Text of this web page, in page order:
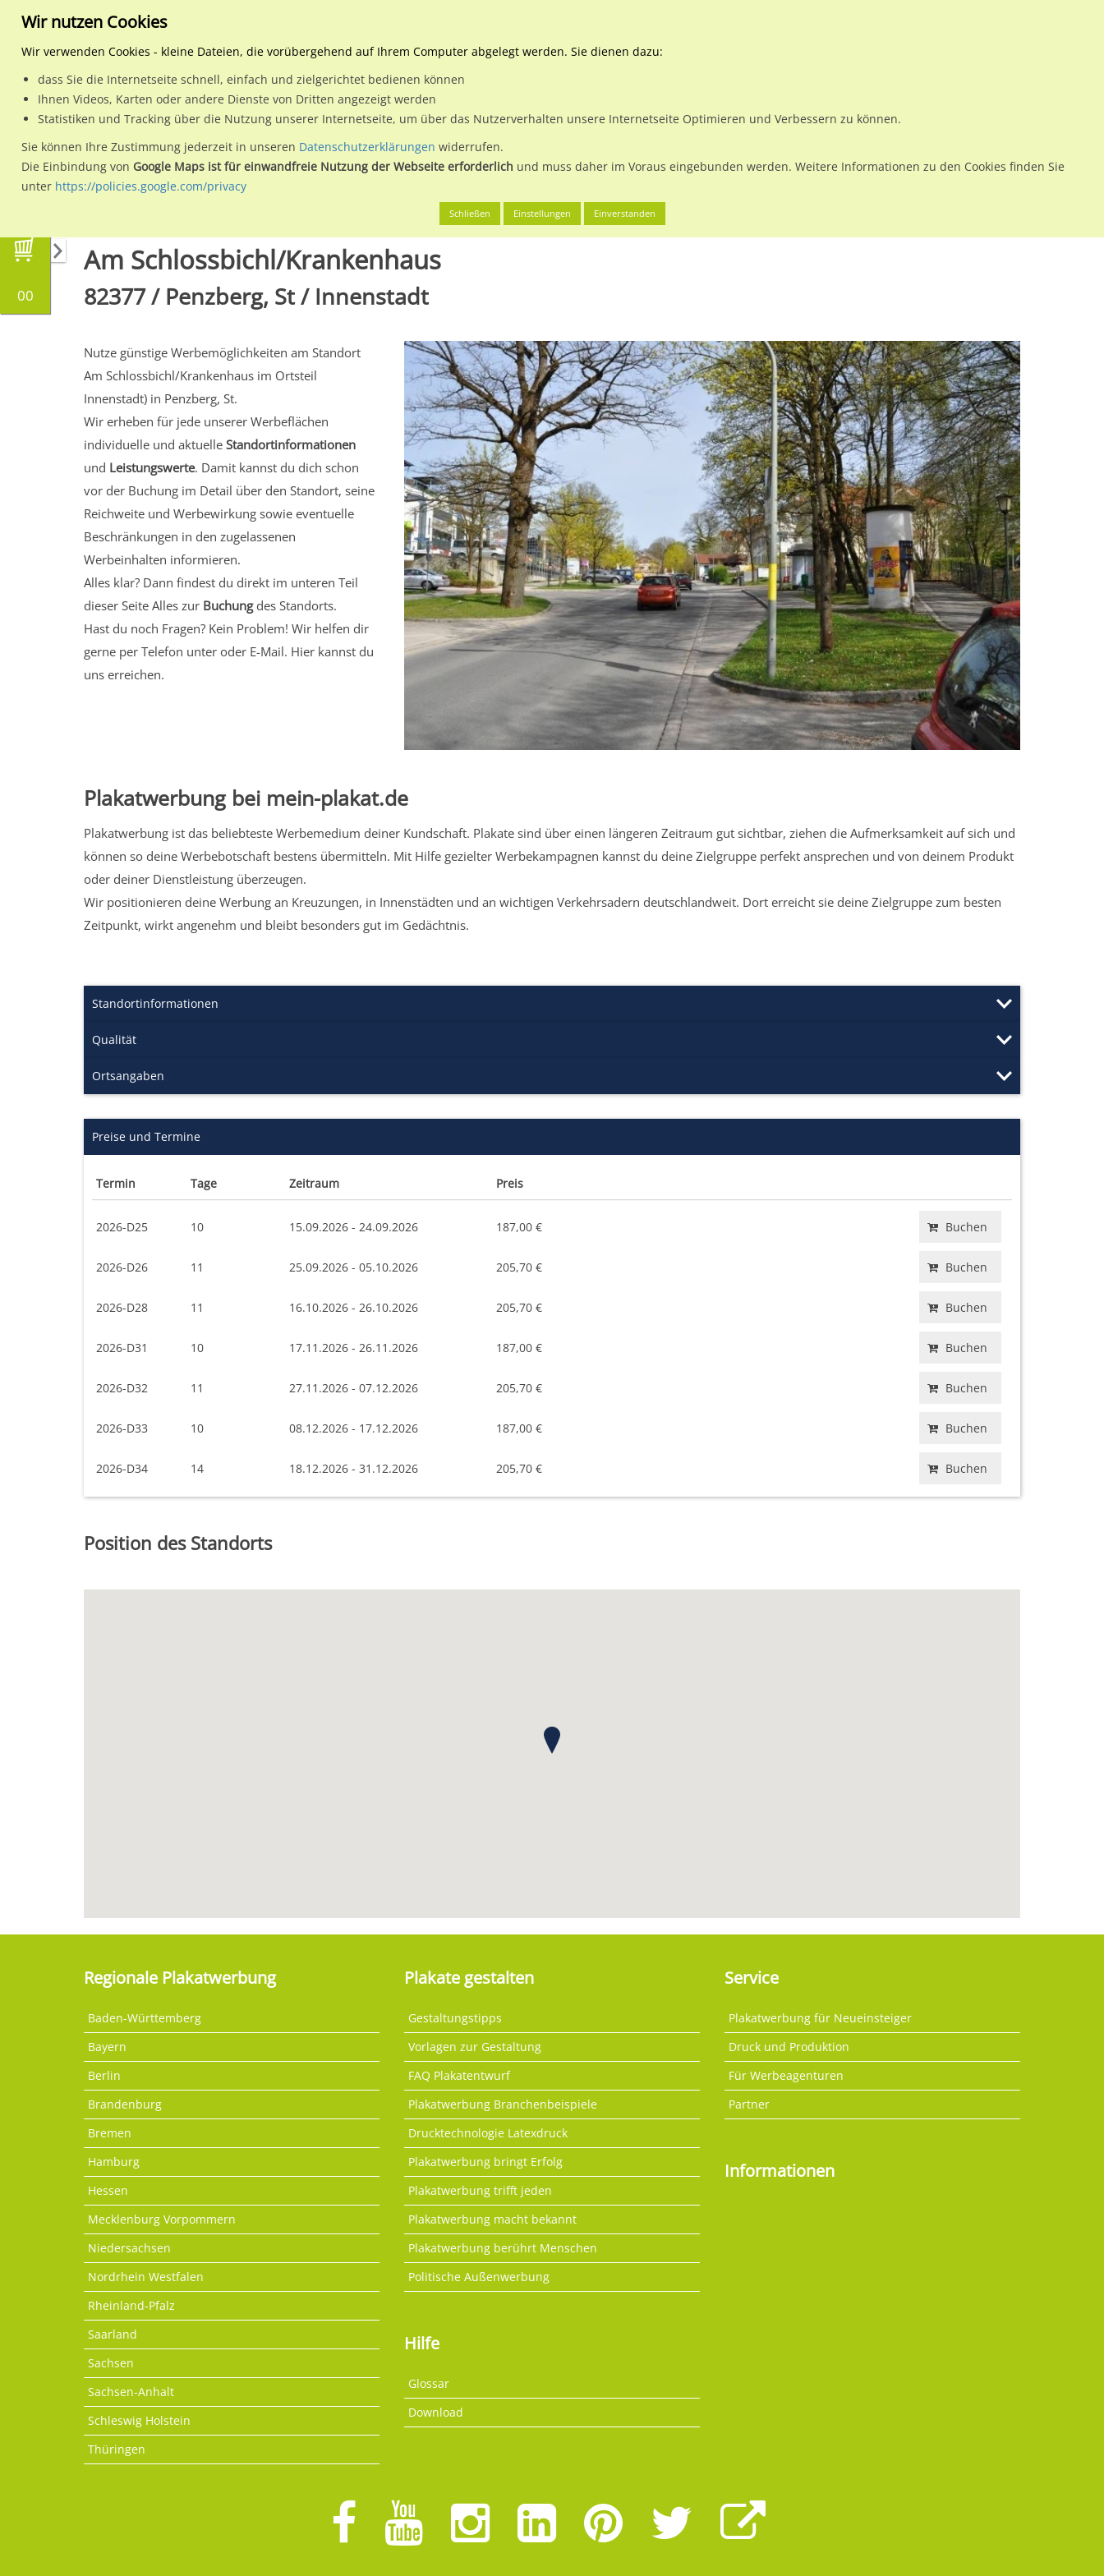
Planen & Buchen Plakatwerbung
Wähle den Werbestandort:
00
Am Schlossbichl/Krankenhaus
Am Schlossbichl/Krankenhaus
82377 / Penzberg, St / Innenstadt
Nutze günstige Werbemöglichkeiten am Standort
Am Schlossbichl/Krankenhaus im Ortsteil
Innenstadt) in Penzberg, St.
Wir erheben für jede unserer Werbeflächen
individuelle und aktuelle Standortinformationen
und Leistungswerte. Damit kannst du dich schon
vor der Buchung im Detail über den Standort, seine
Reichweite und Werbewirkung sowie eventuelle
Beschränkungen in den zugelassenen
Werbeinhalten informieren.
Alles klar? Dann findest du direkt im unteren Teil
dieser Seite Alles zur Buchungdes Standorts.
Hast du noch Fragen? Kein Problem! Wir helfen dir
gerne per Telefon unter oder E-Mail. Hier kannst du
uns erreichen.
Plakatwerbung bei mein-plakat.de
Plakatwerbung ist das beliebteste Werbemedium deiner Kundschaft. Plakate sind über einen längeren Zeitraum gut sichtbar, ziehen die Aufmerksamkeit auf sich und
können so deine Werbebotschaft bestens übermitteln. Mit Hilfe gezielter Werbekampagnen kannst du deine Zielgruppe perfekt ansprechen und von deinem Produkt
oder deiner Dienstleistung überzeugen.
Wir positionieren deine Werbung an Kreuzungen, in Innenstädten und an wichtigen Verkehrsadern deutschlandweit. Dort erreicht sie deine Zielgruppe zum besten
Zeitpunkt, wirkt angenehm und bleibt besonders gut im Gedächtnis.
Standortinformationen
Qualität
Ortsangaben
Preise und Termine
Termin Tage Zeitraum Preis
2026-D25 10 15.09.2026 - 24.09.2026 187,00 € Buchen
2026-D26 11 25.09.2026 - 05.10.2026 205,70 € Buchen
2026-D28 11 16.10.2026 - 26.10.2026 205,70 € Buchen
2026-D31 10 17.11.2026 - 26.11.2026 187,00 € Buchen
2026-D32 11 27.11.2026 - 07.12.2026 205,70 € Buchen
2026-D33 10 08.12.2026 - 17.12.2026 187,00 € Buchen
2026-D34 14 18.12.2026 - 31.12.2026 205,70 € Buchen
Position des Standorts
Regionale Plakatwerbung
Baden-Württemberg
Bayern
Berlin
Brandenburg
Bremen
Hamburg
Hessen
Mecklenburg Vorpommern
Niedersachsen
Nordrhein Westfalen
Rheinland-Pfalz
Saarland
Sachsen
Sachsen-Anhalt
Schleswig Holstein
Thüringen
Plakate gestalten
Gestaltungstipps
Vorlagen zur Gestaltung
FAQ Plakatentwurf
Plakatwerbung Branchenbeispiele
Drucktechnologie Latexdruck
Plakatwerbung bringt Erfolg
Plakatwerbung trifft jeden
Plakatwerbung macht bekannt
Plakatwerbung berührt Menschen
Politische Außenwerbung
Hilfe
Glossar
Download
Service
Plakatwerbung für Neueinsteiger
Druck und Produktion
Für Werbeagenturen
Partner
Informationen
Wir nutzen Cookies
Wir verwenden Cookies - kleine Dateien, die vorübergehend auf Ihrem Computer abgelegt werden. Sie dienen dazu:
dass Sie die Internetseite schnell, einfach und zielgerichtet bedienen können
Ihnen Videos, Karten oder andere Dienste von Dritten angezeigt werden
Statistiken und Tracking über die Nutzung unserer Internetseite, um über das Nutzerverhalten unsere Internetseite Optimieren und Verbessern zu können.
Sie können Ihre Zustimmung jederzeit in unseren Datenschutzerklärungen widerrufen.
Die Einbindung von Google Maps ist für einwandfreie Nutzung der Webseite erforderlich und muss daher im Voraus eingebunden werden. Weitere Informationen zu den Cookies finden Sie
unter https://policies.google.com/privacy
Schließen Einstellungen Einverstanden